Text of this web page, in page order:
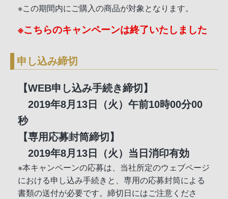
※この期間内にご購入の商品が対象となります。
※こちらのキャンペーンは終了いたしました
申し込み締切
【WEB申し込み手続き締切】
2019年8月13日（火）午前10時00分00
秒
【専用応募封筒締切】
2019年8月13日（火）当日消印有効
※本キャンペーンの応募は、当社所定のウェブページ
における申し込み手続きと、専用の応募封筒による
書類の送付が必要です。締切日にはご注意くださ